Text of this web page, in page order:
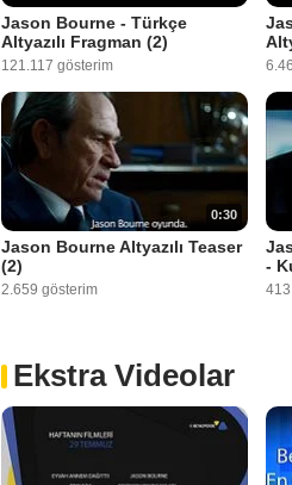
Jason Bourne - Türkçe
Altyazılı Fragman (2)
121.117 gösterim
0:30
Jason Bourne Altyazılı Teaser
(2)
2.659 gösterim
-
Ekstra Videolar